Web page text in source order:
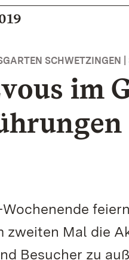
SCHWETZINGEN
im
zweiten Mal die
Besucher zu